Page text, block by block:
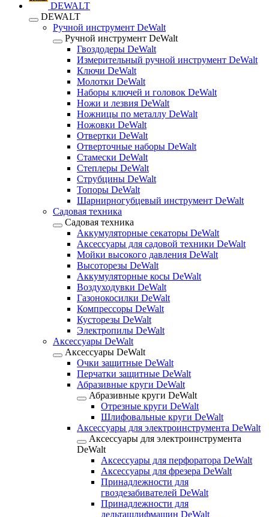
DEWALT
DEWALT
Ручной инструмент DeWalt
Ручной инструмент DeWalt
Гвоздодеры DeWalt
Измерительный ручной инструмент DeWalt
Ключи DeWalt
Молотки DeWalt
Наборы ключей и головок DeWalt
Ножи и лезвия DeWalt
Ножницы по металлу DeWalt
Ножовки DeWalt
Отвертки DeWalt
Отверточные наборы DeWalt
Стамески DeWalt
Степлеры DeWalt
Струбцины DeWalt
Топоры DeWalt
Шарнирногубцевый инструмент DeWalt
Садовая техника
Садовая техника
Аккумуляторные секаторы DeWalt
Аксессуары для садовой техники DeWalt
Мойки высокого давления DeWalt
Высоторезы DeWalt
Аккумуляторные косы DeWalt
Воздуходувки DeWalt
Газонокосилки DeWalt
Компрессоры DeWalt
Кусторезы DeWalt
Электропилы DeWalt
Аксессуары DeWalt
Аксессуары DeWalt
Очки защитные DeWalt
Перчатки защитные DeWalt
Абразивные круги DeWalt
Абразивные круги DeWalt
Отрезные круги DeWalt
Шлифовальные круги DeWalt
Аксессуары для электроинструмента DeWalt
Аксессуары для электроинструмента
DeWalt
Аксессуары для перфоратора DeWalt
Аксессуары для фрезера DeWalt
Принадлежности для
гвоздезабивателей DeWalt
Принадлежности для
дельташлифмашин DeWalt